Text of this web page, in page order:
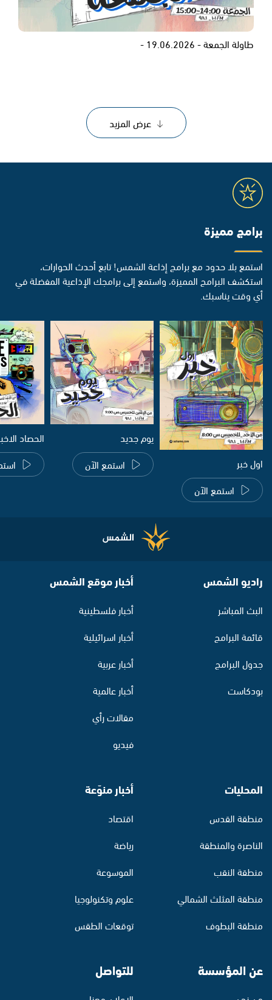
طاولة الجمعة - 19.06.2026 -
عرض المزيد
برامج مميزة
استمع بلا حدود مع برامج إذاعة الشمس! تابع أحدث الحوارات،
استكشف البرامج المميزة، واستمع إلى برامجك الإذاعية المفضلة في
أي وقت يناسبك.
اول خبر
استمع الآن
يوم جديد
استمع الآن
الحصاد
راديو الشمس
البث المباشر
قائمة البرامج
جدول البرامج
بودكاست
أخبار موقع الشمس
أخبار فلسطينية
أخبار اسرائيلية
أخبار عربية
أخبار عالمية
مقالات رأي
فيديو
المحليات
منطقة القدس
الناصرة والمنطقة
منطقة النقب
منطقة المثلث الشمالي
منطقة البطوف
أخبار منوّعة
اقتصاد
رياضة
الموسوعة
علوم وتكنولوجيا
توقعات الطقس
عن المؤسسة للتواصل